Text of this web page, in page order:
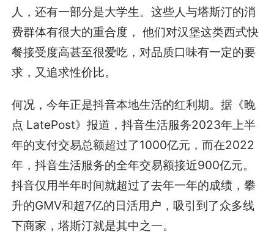
人，还有一部分是大学生。这些人与塔斯汀的消
费群体有很大的重合度， 他们对汉堡这类西式快
餐接受度高甚至很爱吃，对品质口味有一定的要
求，又追求性价比。
何况，今年正是抖音本地生活的红利期。据《晚
点 LatePost》报道，抖音生活服务2023年上半
年的支付交易总额超过了1000亿元，而在2022
年，抖音生活服务的全年交易额接近900亿元。
抖音仅用半年时间就超过了去年一年的成绩，攀
升的GMV和超7亿的日活用户，吸引到了众多线
下商家，塔斯汀就是其中之一。